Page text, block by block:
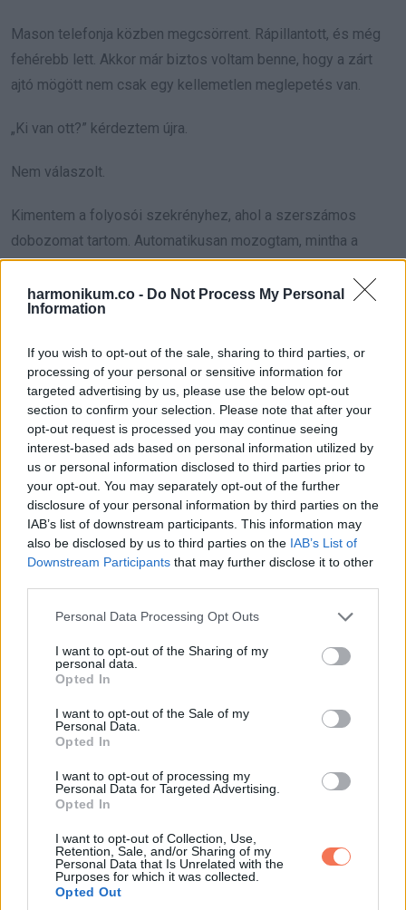
harmonikum.co - Do Not Process My Personal
Information
If you wish to opt-out of the sale, sharing to third parties, or
processing of your personal or sensitive information for
targeted advertising by us, please use the below opt-out
section to confirm your selection. Please note that after your
opt-out request is processed you may continue seeing
interest-based ads based on personal information utilized by
us or personal information disclosed to third parties prior to
your opt-out. You may separately opt-out of the further
disclosure of your personal information by third parties on the
IAB’s list of downstream participants. This information may
also be disclosed by us to third parties on the IAB’s List of
Downstream Participants that may further disclose it to other
Please note that this website/app uses one or more Google
not limited to your visit or usage behaviour. You may click to
grant or deny consent to Google and its third-party tags to
use your data for below specified purposes in below Google
consent section.
Personal Data Processing Opt Outs
I want to opt-out of the Sharing of my
personal data.
Opted In
I want to opt-out of the Sale of my
Personal Data.
Opted In
I want to opt-out of processing my
Personal Data for Targeted Advertising.
Opted In
I want to opt-out of Collection, Use,
Retention, Sale, and/or Sharing of my
Personal Data that Is Unrelated with the
Purposes for which it was collected.
Opted Out
Mason telefonja közben megcsörrent. Rápillantott, és még
fehérebb lett. Akkor már biztos voltam benne, hogy a zárt
ajtó mögött nem csak egy kellemetlen meglepetés van.
„Ki van ott?” kérdeztem újra.
Nem válaszolt.
Kimentem a folyosói szekrényhez, ahol a szerszámos
dobozomat tartom. Automatikusan mozogtam, mintha a
testem átvette volna az irányítást. Fogtam egy csavarhúzót,
és visszamentem.
„Az ajtómat,” vágtam rá, „a házamban.”
Levettem a zárlemezt, és remegő kézzel kipattintottam a
nyelvet. Az ajtó nyikordulva kinyílt.
Odabent egy mini konyha volt.
Nem félkész munka. Teljesen kész. Zümmögött egy mini
hűtő, be volt dugva a mikró, kis mosogató, felszerelt
szekrények, polcon tányérok. Megcsapott a friss festék és
az új padló szaga.
Ez nem „vendégrész” volt.
Egy apró stúdió a házamon belül.
Egy fiatal nő állt ott bögrével a kezében, és úgy lefagyott,
mintha most kapták volna rajta. Huszonéves lehetett, bő
póló, kócos konty. Nem szakember. Nem rokon.
Ő ott lakott.